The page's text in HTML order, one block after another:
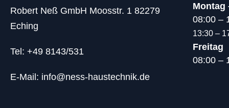
Robert Neß GmbH Moosstr. 1 82279
Eching
Tel: +49 8143/531
E-Mail: info@ness-haustechnik.de
Montag
08:00 –
13:30 –
Freitag
08:00 –